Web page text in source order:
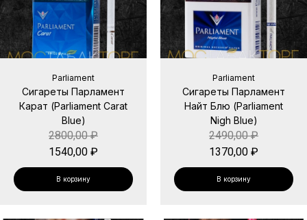
Parliament
Сигареты Парламент
Карат (Parliament Carat
Blue)
2800,00₽
1540,00 ₽
В корзину
Parliament
Сигареты Парламент
Найт Блю (Parliament
Nigh Blue)
2490,00₽
1370,00 ₽
В корзину